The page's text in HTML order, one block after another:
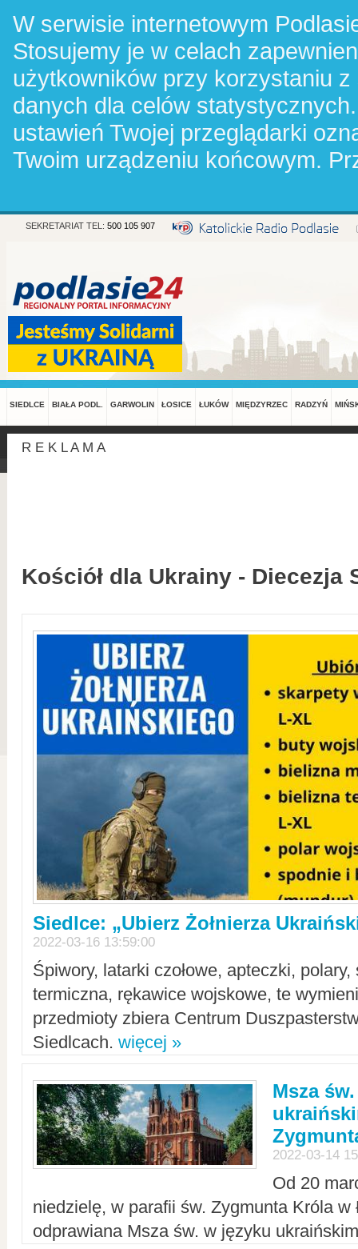
W serwisie internetowym
Stosujemy je w celach
użytkowników przy korzystaniu
danych dla celów
ustawień Twojej przeglądarki
Twoim urządzeniu końcowym.
SEKRETARIAT TEL: 500 105 907
SIEDLCE BIAŁA PODL. GARWOLIN ŁOSICE ŁUKÓW MIĘDZYRZEC RADZYŃ
R E K L A M A
Kościół dla Ukrainy - Diecezja
Siedlce: „Ubierz Żołnierza
2022-03-16 13:59:00
Śpiwory, latarki czołowe, apteczki,
termiczna, rękawice wojskowe, te
przedmioty zbiera Centrum
Siedlcach. więcej »
Msza
2022-03-14
Od 20
niedzielę, w parafii św. Zygmunta Króla w
odprawiana Msza św. w języku